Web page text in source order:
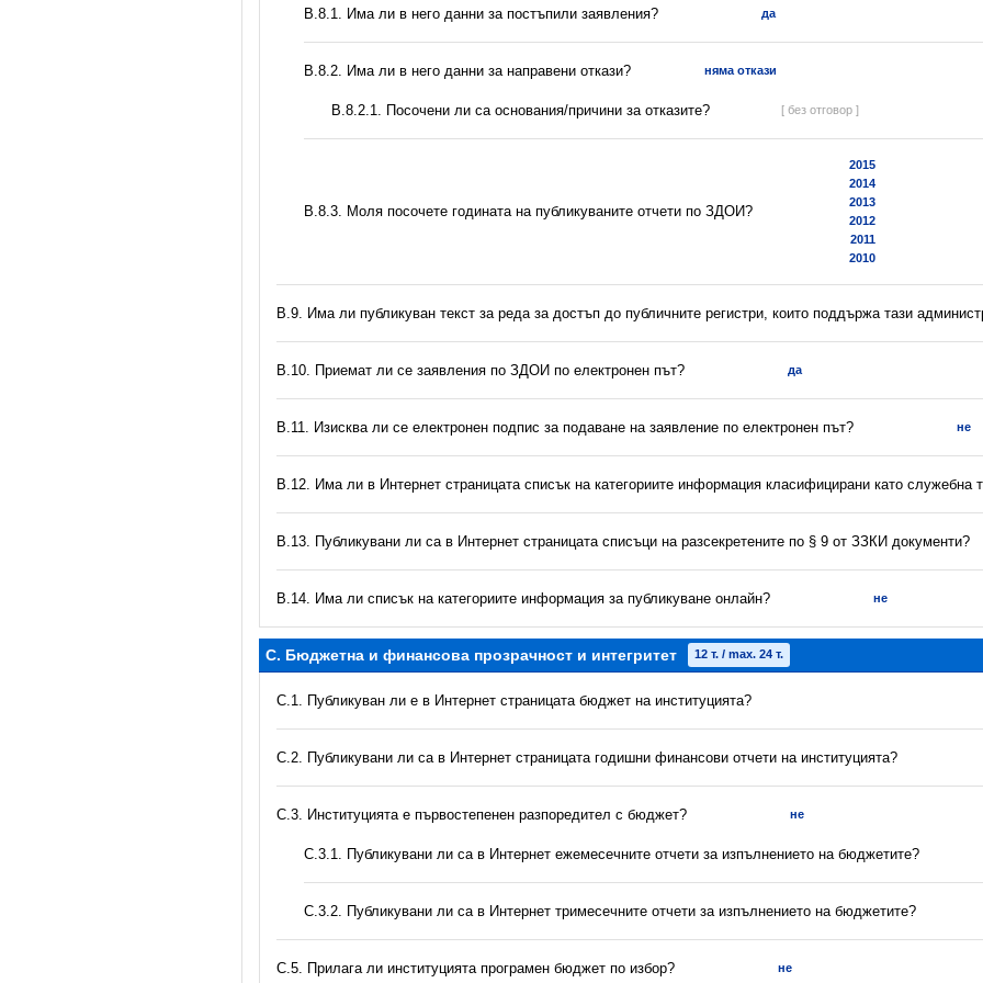
В.8.1. Има ли в него данни за постъпили заявления? да
В.8.2. Има ли в него данни за направени откази? няма откази
В.8.2.1. Посочени ли са основания/причини за отказите? [ без отговор ]
В.8.3. Моля посочете годината на публикуваните отчети по ЗДОИ?
2015
2014
2013
2012
2011
2010
В.9. Има ли публикуван текст за реда за достъп до публичните регистри, които поддържа тази
В.10. Приемат ли се заявления по ЗДОИ по електронен път? да
В.11. Изисква ли се електронен подпис за подаване на заявление по електронен път? не
В.12. Има ли в Интернет страницата списък на категориите информация класифицирани като служебна
В.13. Публикувани ли са в Интернет страницата списъци на разсекретените по § 9 от ЗЗКИ документи?
В.14. Има ли списък на категориите информация за публикуване онлайн? не
C. Бюджетна и финансова прозрачност и интегритет 12 т. / max. 24 т.
C.1. Публикуван ли е в Интернет страницата бюджет на институцията?
C.2. Публикувани ли са в Интернет страницата годишни финансови отчети на институцията?
C.3. Институцията е първостепенен разпоредител с бюджет? не
С.3.1. Публикувани ли са в Интернет ежемесечните отчети за изпълнението на бюджетите?
С.3.2. Публикувани ли са в Интернет тримесечните отчети за изпълнението на бюджетите?
С.5. Прилага ли институцията програмен бюджет по избор? не